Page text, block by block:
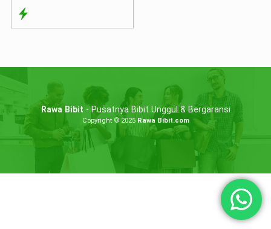
Rawa Bibit - Pusatnya Bibit Unggul & Bergaransi
Copyright © 2025 Rawa Bibit.com